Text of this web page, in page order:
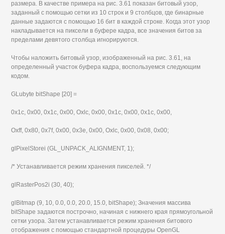
размера. В качестве примера на рис. 3.61 показан битовый узор,
заданный с помощью сетки из 10 строк и 9 столбцов, где бинарные
данные задаются с помощью 16 бит в каждой строке. Когда этот узор
накладывается на пиксели в буфере кадра, все значения битов за
пределами девятого столбца игнорируются.
Чтобы наложить битовый узор, изображенный на рис. 3.61, на
определенный участок буфера кадра, воспользуемся следующим
кодом.
GLubyte bitShape [20] =
0x1с, 0x00, 0x1с, 0x00, Oxlc, 0x00, 0x1c, 0x00, 0x1c, 0x00,
Oxff, 0x80, 0x7f, 0x00, 0x3e, 0x00, Oxlc, 0x00, 0x08, 0x00;
glPixelStorei (GL_UNPACK_ALIGNMENT, 1);
/* Устанавливается режим хранения пикселей. */
glRasterPos2i (30, 40);
glBitmap (9, 10, 0.0, 0.0, 20.0, 15.0, bitShape); Значения массива
bitShape задаются построчно, начиная с нижнего края прямоугольной
сетки узора. Затем устанавливается режим хранения битового
отображения с помощью стандартной процедуры OpenGL